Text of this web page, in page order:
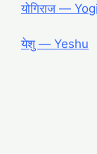
योगिराज ―
येशु ― Yeshu